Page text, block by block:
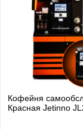
Кофейня
Красная Jetinno